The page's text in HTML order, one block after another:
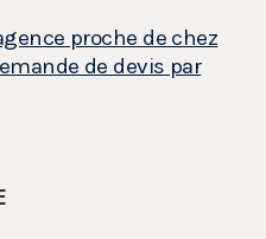
proche de chez
de devis par